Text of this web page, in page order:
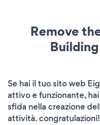
Remove
Se hai il tuo sito web
attivo e funzionante,
sfida nella creazione
attività. congratulazioni!